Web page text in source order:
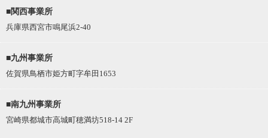
■関西事業所
兵庫県西宮市鳴尾浜2-40
■九州事業所
佐賀県鳥栖市姫方町字牟田1653
■南九州事業所
宮崎県都城市高城町穂満坊518-14 2F